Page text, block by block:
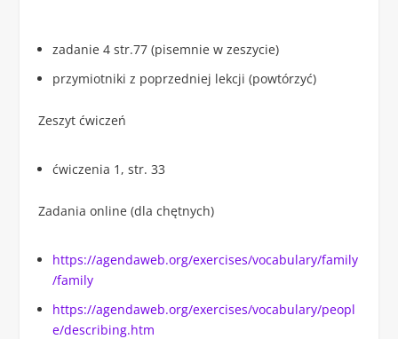
zadanie 4 str.77 (pisemnie w zeszycie)
przymiotniki z poprzedniej lekcji (powtórzyć)
Zeszyt ćwiczeń
ćwiczenia 1, str. 33
Zadania online (dla chętnych)
https://agendaweb.org/exercises/vocabulary/family
/family
https://agendaweb.org/exercises/vocabulary/peopl
e/describing.htm